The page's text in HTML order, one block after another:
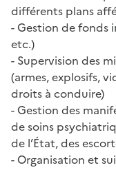
différents plans
- Gestion de fonds
etc.)
- Supervision des
(armes, explosifs,
droits à conduire)
- Gestion des
de soins
de l’État, des
- Organisation et